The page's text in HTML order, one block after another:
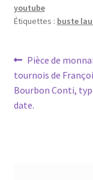
youtube
Étiquettes : buste
Pièce de
tournois de
Bourbon Conti,
date.